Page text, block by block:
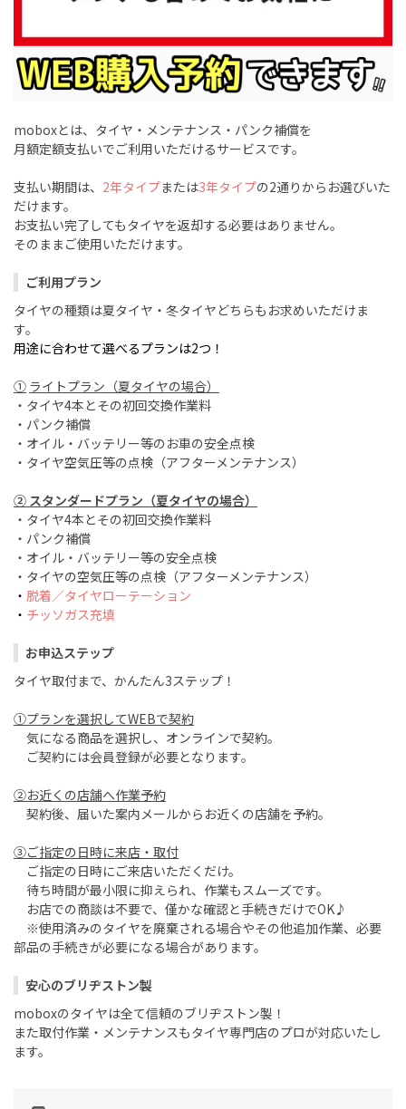
moboxとは、タイヤ・メンテナンス・パンク補償を
月額定額支払いでご利用いただけるサービスです。
支払い期間は、 2年タイプまたは3年タイプの2通りからお選びいた
だけます。
お支払い完了してもタイヤを返却する必要はありません。
そのままご使用いただけます。
ご利用プラン
タイヤの種類は夏タイヤ・冬タイヤどちらもお求めいただけま
す。
用途に合わせて選べるプランは2つ！
① ライトプラン（夏タイヤの場合）
・タイヤ4本とその初回交換作業料
・パンク補償
・オイル・バッテリー等のお車の安全点検
・タイヤ空気圧等の点検（アフターメンテナンス）
② スタンダードプラン（夏タイヤの場合）
・タイヤ4本とその初回交換作業料
・パンク補償
・オイル・バッテリー等の安全点検
・タイヤの空気圧等の点検（アフターメンテナンス）
・ 脱着／タイヤローテーション
・ チッソガス充填
お申込ステップ
タイヤ取付まで、かんたん3ステップ！
①プランを選択してWEBで契約
気になる商品を選択し、オンラインで契約。
ご契約には会員登録が必要となります。
②お近くの店舗へ作業予約
契約後、届いた案内メールからお近くの店舗を予約。
③ご指定の日時に来店・取付
ご指定の日時にご来店いただくだけ。
待ち時間が最小限に抑えられ、作業もスムーズです。
お店での商談は不要で、僅かな確認と手続きだけでOK♪
※使用済みのタイヤを廃棄される場合やその他追加作業、必要
部品の手続きが必要になる場合があります。
安心のブリヂストン製
moboxのタイヤは全て信頼のブリヂストン製！
また取付作業・メンテナンスもタイヤ専門店のプロが対応いたし
ます。